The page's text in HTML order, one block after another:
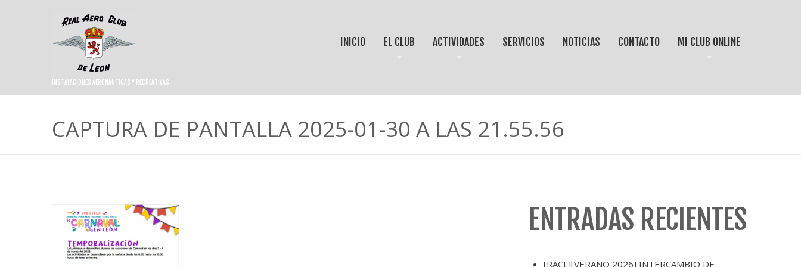
INSTALACIONES AERONÁUTICAS Y RECREATIVAS
INICIO EL CLUB ACTIVIDADES SERVICIOS NOTICIAS CONTACTO MI CLUB ONLINE
CAPTURA DE PANTALLA 2025-01-30 A LAS 21.55.56
ENTRADAS RECIENTES
[RACL][VERANO 2026] INTERCAMBIO DE